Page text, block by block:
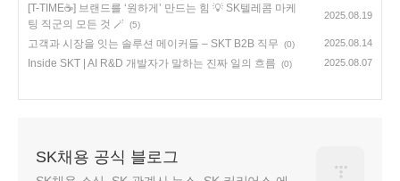
[T-TIME☕] 브랜드를 ‘원하게’ 만드는 힘 💡 SK텔레콤 마케
팅 직군의 모든 것 🪄
(5)
2025.08.19
고객과 시장을 잇는 솔루션 메이커들 – SKT B2B 직무 (0) 2025.08.14
Inside SKT | AI R&D 개발자가 말하는 진짜 일의 흐름 (0) 2025.08.07
SK채용 공식 블로그